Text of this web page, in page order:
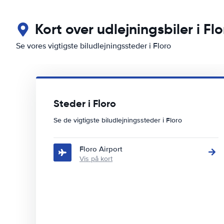
Kort over udlejningsbiler i
Se vores vigtigste biludlejningssteder i Floro
Steder i Floro
Se de vigtigste biludlejningssteder i Floro
Floro Airport
Vis på kort